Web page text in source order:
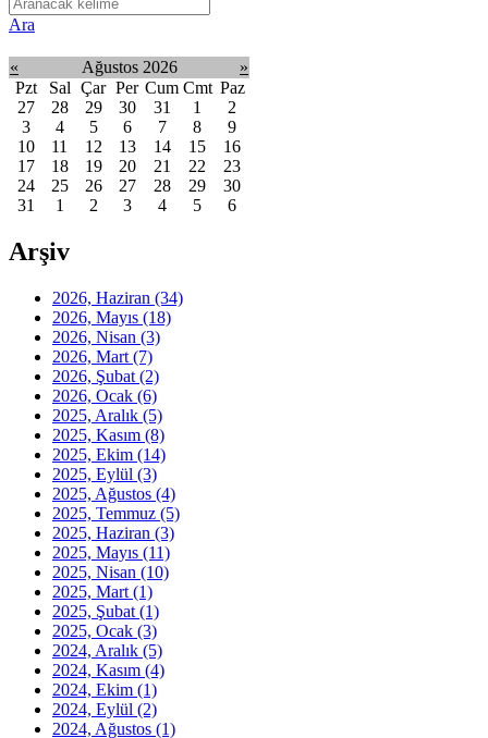
Ara
« Ağustos 2026
»
Pzt
Sal Çar Per Cum Cmt Paz
27
28 29 30 31 1
2
3
4 5 6 7 8
9
10
11 12 13 14 15
16
17
18 19 20 21 22
23
24
25 26 27 28 29
30
31
1 2 3 4 5 6
Arşiv
2026, Haziran (34)
2026, Mayıs (18)
2026, Nisan (3)
2026, Mart (7)
2026, Şubat (2)
2026, Ocak (6)
2025, Aralık (5)
2025, Kasım (8)
2025, Ekim (14)
2025, Eylül (3)
2025, Ağustos (4)
2025, Temmuz (5)
2025, Haziran (3)
2025, Mayıs (11)
2025, Nisan (10)
2025, Mart (1)
2025, Şubat (1)
2025, Ocak (3)
2024, Aralık (5)
2024, Kasım (4)
2024, Ekim (1)
2024, Eylül (2)
2024, Ağustos (1)